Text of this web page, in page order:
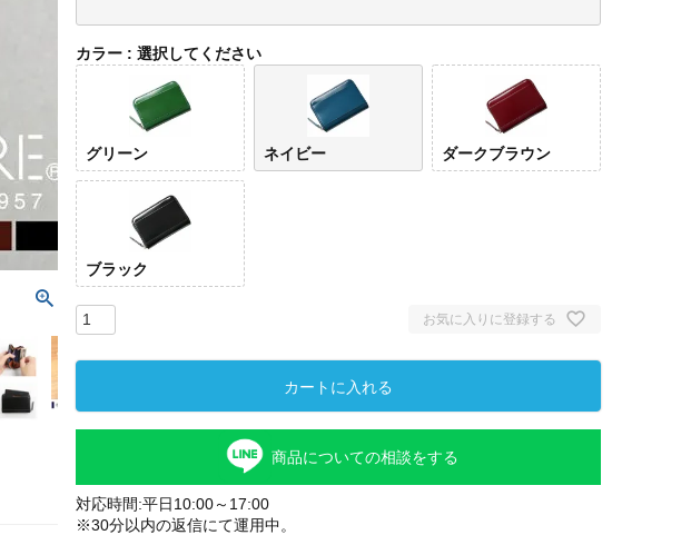
カラー 選択してください
グリーン ネイビー ダークブラウン
ブラック
お気に入りに登録する
カートに入れる
商品についての相談をする
対応時間:平日10:00～17:00
※30分以内の返信にて運用中。